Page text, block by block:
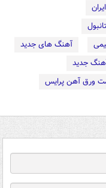
آهنگ های جدید
جدید
ورق آهن پرایس